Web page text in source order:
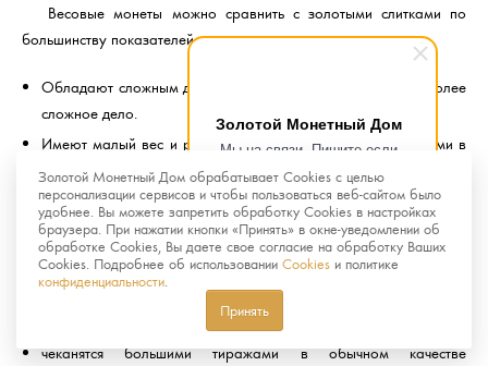
Золотой Монетный Дом
Мы на связи. Пишите если
возникнут любые вопросы.
Рады помочь.
Весовые монеты можно сравнить с золотыми слитками по
большинству показателей, но по сравнению с ними монеты:
Обладают сложным дизайном, подделка монет гораздо более
сложное дело.
Имеют малый вес и размер, что делает их более удобными в
хранении и реализации.
Памятные и инвестиционные монеты отличаются тем, что
вторые:
не пользуются большим спросом у нумизматов
не имеют художественной ценности
чеканятся большими тиражами в обычном качестве
Золотой Монетный Дом обрабатывает Cookies с целью
персонализации сервисов и чтобы пользоваться веб-сайтом было
удобнее. Вы можете запретить обработку Cookies в настройках
браузера. При нажатии кнопки «Принять» в окне-уведомлении об
обработке Cookies, Вы даете свое согласие на обработку Ваших
Cookies. Подробнее об использовании Cookies и политике
конфиденциальности
Принять